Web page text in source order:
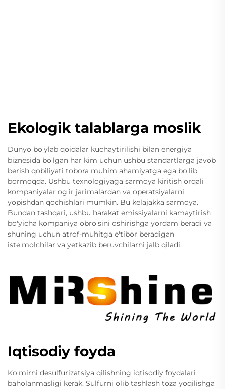
Ekologik talablarga moslik
Dunyo bo'ylab qoidalar kuchaytirilishi bilan energiya
biznesida bo'lgan har kim uchun ushbu standartlarga javob
berish qobiliyati tobora muhim ahamiyatga ega bo'lib
bormoqda. Ushbu texnologiyaga sarmoya kiritish orqali
kompaniyalar og'ir jarimalardan va operatsiyalarni
yopishdan qochishlari mumkin. Bu kelajakka sarmoya.
Bundan tashqari, ushbu harakat emissiyalarni kamaytirish
bo'yicha kompaniya obro'sini oshirishga yordam beradi va
shuning uchun atrof-muhitga e'tibor beradigan
iste'molchilar va yetkazib beruvchilarni jalb qiladi.
Iqtisodiy foyda
Ko'mirni desulfurizatsiya qilishning iqtisodiy foydalari
baholanmasligi kerak. Sulfurni olib tashlash toza yoqilishga